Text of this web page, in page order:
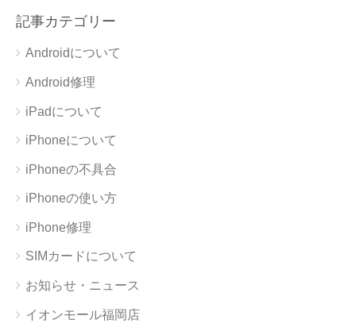
記事カテゴリー
Androidについて
Android修理
iPadについて
iPhoneについて
iPhoneの不具合
iPhoneの使い方
iPhone修理
SIMカードについて
お知らせ・ニュース
イオンモール福岡店